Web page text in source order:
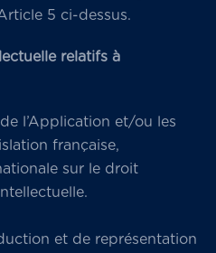
5 ci-dessus.
relatifs à
l’Application et/ou les
française,
sur le droit
et de représentation